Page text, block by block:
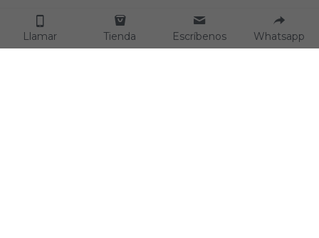
Llamar Tienda Escríbenos Whatsapp